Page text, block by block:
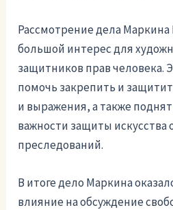
Рассмотрение дела
большой интерес для
защитников прав человека.
помочь закрепить и
и выражения, а также
важности защиты искусства
преследований.
В итоге дело Маркина
влияние на обсуждение